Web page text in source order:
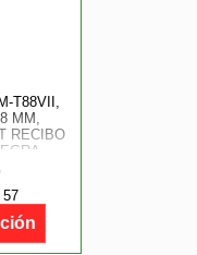
T88VII,
MM,
RECIBO
57